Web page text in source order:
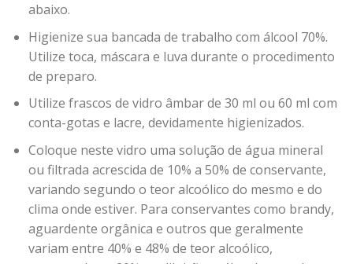
abaixo.
Higienize sua bancada de trabalho com álcool 70%.
Utilize toca, máscara e luva durante o procedimento
de preparo.
Utilize frascos de vidro âmbar de 30 ml ou 60 ml com
conta-gotas e lacre, devidamente higienizados.
Coloque neste vidro uma solução de água mineral
ou filtrada acrescida de 10% a 50% de conservante,
variando segundo o teor alcoólico do mesmo e do
clima onde estiver. Para conservantes como brandy,
aguardente orgânica e outros que geralmente
variam entre 40% e 48% de teor alcoólico,